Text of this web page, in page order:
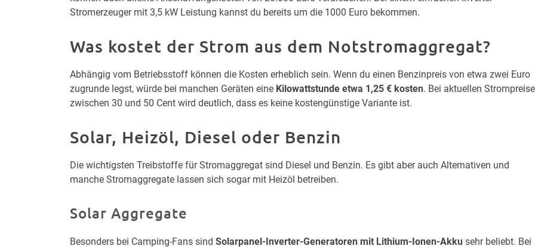
Stromerzeuger mit 3,5 kW Leistung kannst du bereits um die 1000 Euro bekommen.
Was kostet der Strom aus dem Notstromaggregat?
Abhängig vom Betriebsstoff können die Kosten erheblich sein. Wenn du einen Benzinpreis von etwa zwei Euro
zugrunde legst, würde bei manchen Geräten eine Kilowattstunde etwa 1,25 € kosten. Bei aktuellen
zwischen 30 und 50 Cent wird deutlich, dass es keine kostengünstige Variante ist.
Solar, Heizöl, Diesel oder Benzin
Die wichtigsten Treibstoffe für Stromaggregat sind Diesel und Benzin. Es gibt aber auch Alternativen und
manche Stromaggregate lassen sich sogar mit Heizöl betreiben.
Solar Aggregate
Besonders bei Camping-Fans sind Solarpanel-Inverter-Generatoren mit Lithium-Ionen-Akku sehr beliebt. Bei